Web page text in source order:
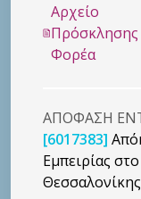
Αρχείο
Πρόσκλησης
Φορέα
ΑΠΟΦΑΣΗ
[6017383]
Εμπειρίας